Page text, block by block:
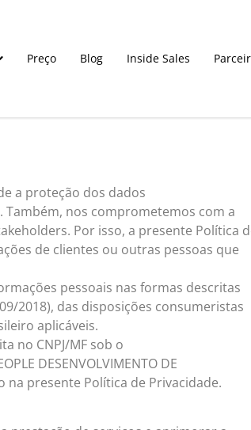
Preço Blog Inside Sales
a proteção dos dados
Também, nos comprometemos com a
Por isso, a presente Política
de clientes ou outras pessoas que
pessoais nas formas descritas
2018), das disposições consumeristas
aplicáveis.
no CNPJ/MF sob o
DESENVOLVIMENTO DE
na presente Política de Privacidade.